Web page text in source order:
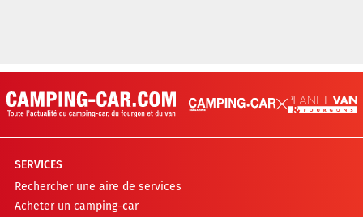
SERVICES
Rechercher une aire de services
Acheter un camping-car